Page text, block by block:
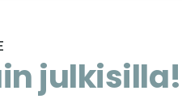
julkisilla!